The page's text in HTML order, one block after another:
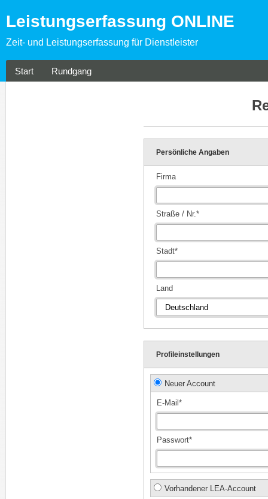
Leistungserfassung ONLINE
Zeit- und Leistungserfassung für Dienstleister
Start Rundgang
Persönliche Angaben
Firma
Straße / Nr.*
Stadt*
Land
Profileinstellungen
Neuer Account
E-Mail*
Passwort*
Vorhandener LEA-Account